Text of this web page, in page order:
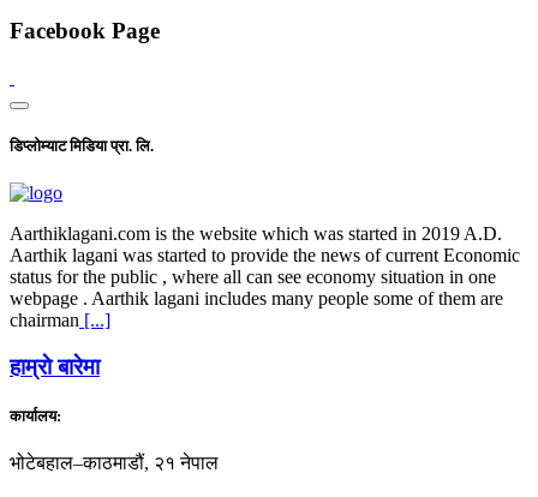
Facebook Page
डिप्लोम्याट मिडिया प्रा. लि.
Aarthiklagani.com is the website which was started in 2019 A.D.
Aarthik lagani was started to provide the news of current Economic
status for the public , where all can see economy situation in one
webpage . Aarthik lagani includes many people some of them are
chairman [...]
हाम्राे बारेमा
कार्यालय:
भोटेबहाल–काठमाडौं, २१ नेपाल